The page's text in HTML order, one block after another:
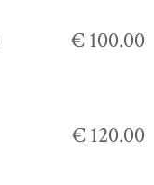
€ 100.00
€ 120.00